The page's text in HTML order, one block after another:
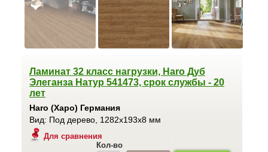
Ламинат 32 класс нагрузки, Haro Дуб
Элеганза Натур 541473, срок службы - 20
лет
Haro (Харо) Германия
Вид: Под дерево, 1282x193x8 мм
Для сравнения
Кол-во